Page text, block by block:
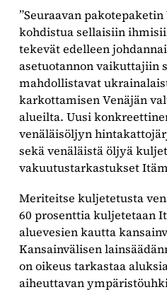
”Seuraavan
kohdistua sellaisiin
tekevät edelleen
asetuotannon vaikuttajiin
mahdollistavat
karkottamisen Venäjän
alueilta. Uusi
venäläisöljyn
sekä venäläistä öljyä
vakuutustarkastukset
Meriteitse kuljetetusta
60 prosenttia kuljetetaan
aluevesien kautta
Kansainvälisen
on oikeus tarkastaa
aiheuttavan